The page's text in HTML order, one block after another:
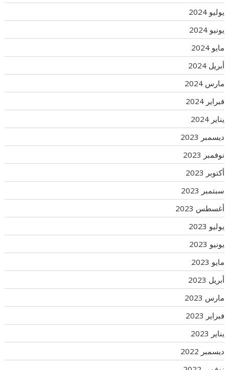
يوليو 2024
يونيو 2024
مايو 2024
أبريل 2024
مارس 2024
فبراير 2024
يناير 2024
ديسمبر 2023
نوفمبر 2023
أكتوبر 2023
سبتمبر 2023
أغسطس 2023
يوليو 2023
يونيو 2023
مايو 2023
أبريل 2023
مارس 2023
فبراير 2023
يناير 2023
ديسمبر 2022